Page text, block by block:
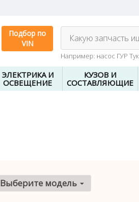
Подбор по
VIN
Какую запчасть
Например: насос ГУР
ЭЛЕКТРИКА И
ОСВЕЩЕНИЕ
КУЗОВ И
СОСТАВЛЯЮЩИЕ
Выберите модель